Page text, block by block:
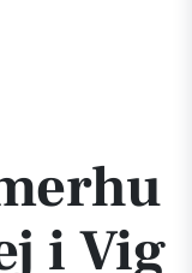
Vig
i Vig